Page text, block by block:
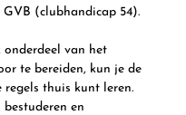
(clubhandicap 54).
onderdeel van het
te bereiden, kun je de
regels thuis kunt leren.
en